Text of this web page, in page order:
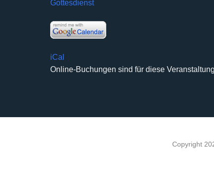
Gottesdienst
iCal
Online-Buchungen sind für diese
Copyright